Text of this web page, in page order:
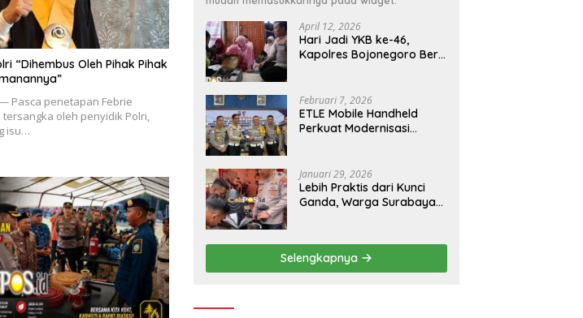
“Dihembus Oleh Pihak Pihak
— Pasca penetapan Febrie
oleh penyidik Polri,
isu…
April 12, 2026
Hari Jadi YKB ke-46,
Kapolres Bojonegoro Beri
Februari 7, 2026
ETLE Mobile Handheld
Perkuat Modernisasi
Januari 29, 2026
Lebih Praktis dari Kunci
Ganda, Warga Surabaya
Polrestabes Surabaya
Selengkapnya